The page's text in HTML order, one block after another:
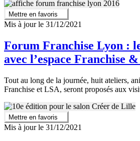
Mettre en favoris
Mis à jour le 31/12/2021
Forum Franchise Lyon :
avec l’espace Franchise
Tout au long de la journée, huit ateliers,
Franchise et LSA, seront proposés aux
Mettre en favoris
Mis à jour le 31/12/2021